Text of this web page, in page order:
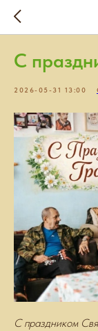
С
2026-05-31 13:00
С праздником